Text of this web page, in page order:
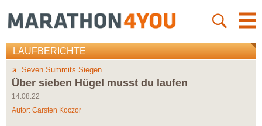
LAUFBERICHTE
Seven Summits Siegen
Über sieben Hügel musst du laufen
14.08.22
Autor: Carsten Koczor